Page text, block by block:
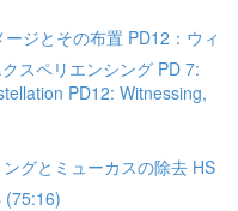
ジとその布置 PD12：ウィ
スペリエンシング PD 7:
PD12: Witnessing,
グとミューカスの除去 HS
(75:16)